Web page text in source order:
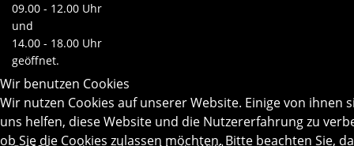
09.00 - 12.00 Uhr
und
14.00 - 18.00 Uhr
geöffnet.
Wir benutzen Cookies
Wir nutzen Cookies auf unserer Website. Einige von
uns helfen, diese Website und die Nutzererfahrung zu
ob Sie die Cookies zulassen möchten. Bitte beachten Sie,